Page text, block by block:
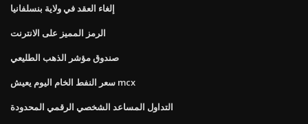
إلغاء العقد في ولاية بنسلفانيا
الرمز المميز على الانترنت
صندوق مؤشر الذهب الطليعي
سعر النفط الخام اليوم يعيش mcx
التداول المساعد الشخصي الرقمي المحدودة